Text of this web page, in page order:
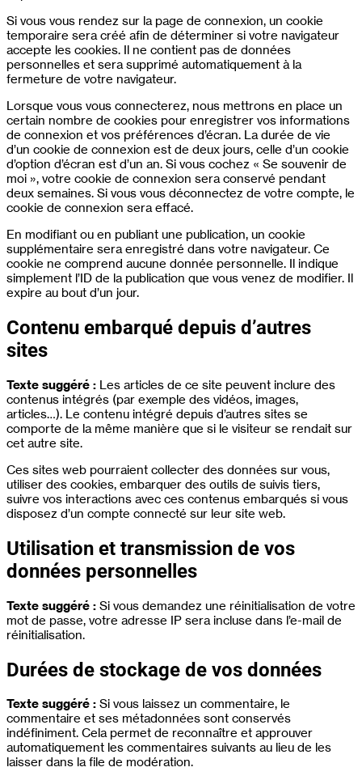
Si vous vous rendez sur la page de connexion, un cookie
temporaire sera créé afin de déterminer si votre navigateur
accepte les cookies. Il ne contient pas de données
personnelles et sera supprimé automatiquement à la
fermeture de votre navigateur.
Lorsque vous vous connecterez, nous mettrons en place un
certain nombre de cookies pour enregistrer vos informations
de connexion et vos préférences d’écran. La durée de vie
d’un cookie de connexion est de deux jours, celle d’un cookie
d’option d’écran est d’un an. Si vous cochez « Se souvenir de
moi », votre cookie de connexion sera conservé pendant
deux semaines. Si vous vous déconnectez de votre compte, le
cookie de connexion sera effacé.
En modifiant ou en publiant une publication, un cookie
supplémentaire sera enregistré dans votre navigateur. Ce
cookie ne comprend aucune donnée personnelle. Il indique
simplement l’ID de la publication que vous venez de modifier. Il
expire au bout d’un jour.
Contenu embarqué depuis d’autres
sites
Texte suggéré : Les articles de ce site peuvent inclure des
contenus intégrés (par exemple des vidéos, images,
articles…). Le contenu intégré depuis d’autres sites se
comporte de la même manière que si le visiteur se rendait sur
cet autre site.
Ces sites web pourraient collecter des données sur vous,
utiliser des cookies, embarquer des outils de suivis tiers,
suivre vos interactions avec ces contenus embarqués si vous
disposez d’un compte connecté sur leur site web.
Utilisation et transmission de vos
données personnelles
Texte suggéré : Si vous demandez une réinitialisation de votre
mot de passe, votre adresse IP sera incluse dans l’e-mail de
réinitialisation.
Durées de stockage de vos données
Texte suggéré : Si vous laissez un commentaire, le
commentaire et ses métadonnées sont conservés
indéfiniment. Cela permet de reconnaître et approuver
automatiquement les commentaires suivants au lieu de les
laisser dans la file de modération.